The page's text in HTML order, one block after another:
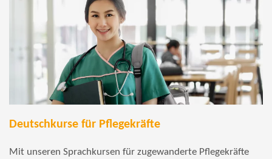
Deutschkurse für Pflegekräfte
Mit unseren Sprachkursen für zugewanderte Pflegekräfte